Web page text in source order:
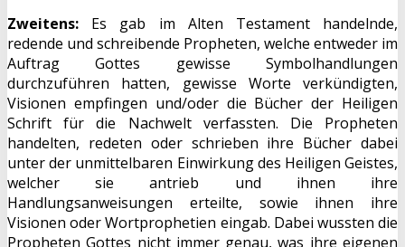
Zweitens: Es gab im Alten Testament handelnde,
redende und schreibende Propheten, welche entweder im
Auftrag Gottes gewisse Symbolhandlungen
durchzuführen hatten, gewisse Worte verkündigten,
Visionen empfingen und/oder die Bücher der Heiligen
Schrift für die Nachwelt verfassten. Die Propheten
handelten, redeten oder schrieben ihre Bücher dabei
unter der unmittelbaren Einwirkung des Heiligen Geistes,
welcher sie antrieb und ihnen ihre
Handlungsanweisungen erteilte, sowie ihnen ihre
Visionen oder Wortprophetien eingab. Dabei wussten die
Propheten Gottes nicht immer genau, was ihre eigenen